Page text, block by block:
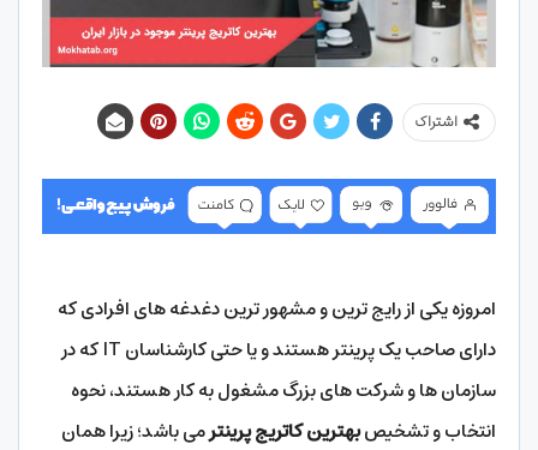
اشتراک
امروزه یکی از رایج ترین و مشهور ترین دغدغه های افرادی که
دارای صاحب یک پرینتر هستند و یا حتی کارشناسان IT که در
سازمان ها و شرکت های بزرگ مشغول به کار هستند، نحوه
انتخاب و تشخیصبهترین کاتریج پرینترمی باشد؛ زیرا همان